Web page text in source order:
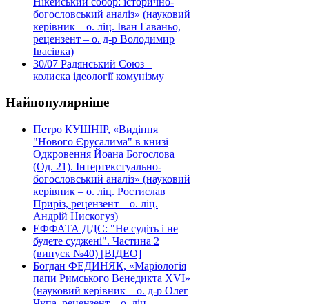
богословський аналіз» (науковий
керівник – о. ліц. Іван Гаваньо,
рецензент – о. д-р Володимир
Івасівка)
30/07 Радянський Союз –
колиска ідеології комунізму
Найпопулярніше
Петро КУШНІР, «Видіння
"Нового Єрусалима" в книзі
Одкровення Йоана Богослова
(Од. 21). Інтертекстуально-
богословський аналіз» (науковий
керівник – о. ліц. Ростислав
Приріз, рецензент – о. ліц.
Андрій Нискогуз)
ЕФФАТА ДДС: "Не судіть і не
будете суджені". Частина 2
(випуск №40) [ВІДЕО]
Богдан ФЕДИНЯК, «Маріологія
папи Римського Венедикта XVI»
(науковий керівник – о. д-р Олег